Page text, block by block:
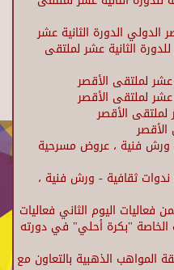
الدولي الدورة الثانية عشر
الثانية عشر لملتقى
عشر لملتقى الأقصر
عشر لملتقى الأقصر
لملتقى الأقصر
الأقصر
ورش فنية ، عروض مسرحية
ثقافية - ورش فنية ،
اليوم الثاني فعاليات
الخاصة "بكرة أحلي" في دورته
المواهب الذهبية بالتعاون مع